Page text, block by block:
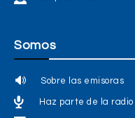
Somos
Sobre las emisoras
Haz parte de la radio